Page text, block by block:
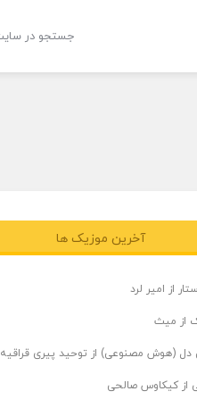
آخرین موزیک ها
از امیر لرد
از میث
دل (هوش مصنوعی) از توحید پیری قراقیه
از کیکاوس صالحی